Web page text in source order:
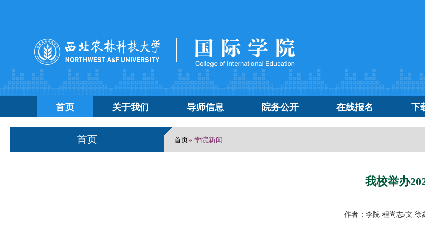
首页 关于我们 导师信息 院务公开 在线报名 下
首页 首页» 学院新闻
我校举办
作者：李院 程尚志/文